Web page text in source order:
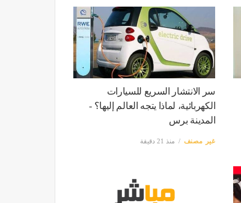
سر الانتشار السريع للسيارات
الكهربائية، لماذا يتجه العالم إليها؟ -
المدينة برس
غير مصنف منذ 21 دقيقة